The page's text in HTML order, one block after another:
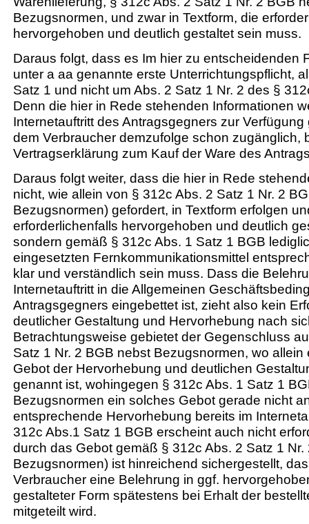
Bezugsnormen, und zwar in Textform, die
hervorgehoben und deutlich gestaltet sein muss.
Daraus folgt, dass es Im hier zu entscheidenden
unter a aa genannte erste Unterrichtungspflicht,
Satz 1 und nicht um Abs. 2 Satz 1 Nr. 2 des §
Denn die hier in Rede stehenden Informationen
Internetauftritt des Antragsgegners zur
dem Verbraucher demzufolge schon zugänglich,
Vertragserklärung zum Kauf der Ware des
Daraus folgt weiter, dass die hier in Rede
nicht, wie allein von § 312c Abs. 2 Satz 1 Nr. 2
Bezugsnormen) gefordert, in Textform erfolgen
erforderlichenfalls hervorgehoben und deutlich
sondern gemäß § 312c Abs. 1 Satz 1 BGB
eingesetzten Fernkommunikationsmittel
klar und verständlich sein muss. Dass die
Internetauftritt in die Allgemeinen
Antragsgegners eingebettet ist, zieht also kein
deutlicher Gestaltung und Hervorhebung nach
Betrachtungsweise gebietet der Gegenschluss
Satz 1 Nr. 2 BGB nebst Bezugsnormen, wo allein
Gebot der Hervorhebung und deutlichen
genannt ist, wohingegen § 312c Abs. 1 Satz 1
Bezugsnormen ein solches Gebot gerade nicht
entsprechende Hervorhebung bereits im
312c Abs.1 Satz 1 BGB erscheint auch nicht
durch das Gebot gemäß § 312c Abs. 2 Satz 1 Nr.
Bezugsnormen) ist hinreichend sichergestellt,
Verbraucher eine Belehrung in ggf.
gestalteter Form spätestens bei Erhalt der
mitgeteilt wird.